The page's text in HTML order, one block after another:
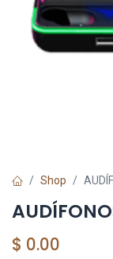
Shop
$ 0.00